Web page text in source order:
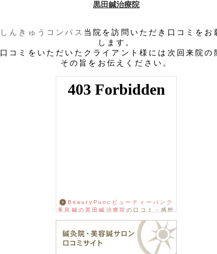
しんきゅうコンパス 当院を訪問いただき口コミをお
します。
口コミをいただいたクライアント様には次回来院の
その旨をお伝えください。
BeautyPuncビューティーパンク
美容鍼の黒田鍼治療院の口コミ・感想